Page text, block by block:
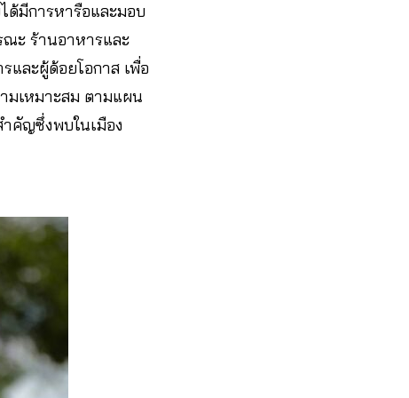
ด้มีการหารือและมอบ
ะ ร้านอาหารและ
และผู้ด้อยโอกาส เพื่อ
มเหมาะสม ตามแผน
คัญซึ่งพบในเมือง